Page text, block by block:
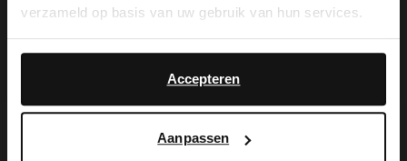
verzameld op basis van uw gebruik van hun services.
Accepteren
Aanpassen
English